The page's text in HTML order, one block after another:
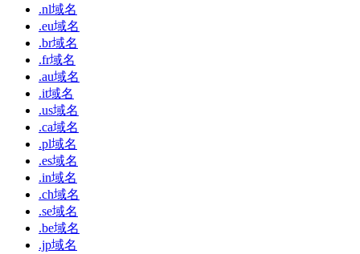
.nl域名
.eu域名
.br域名
.fr域名
.au域名
.it域名
.us域名
.ca域名
.pl域名
.es域名
.in域名
.ch域名
.se域名
.be域名
.jp域名